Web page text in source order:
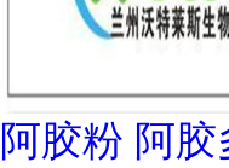
阿胶粉 阿